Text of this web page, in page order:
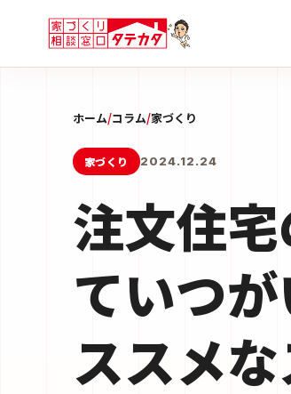
ホーム/コラム/家づくり
家づくり 2024.12.24
注文住
ていつ
ススメ